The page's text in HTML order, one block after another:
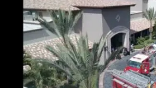
actividades de acceso libre